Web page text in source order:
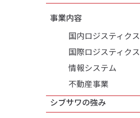
事業内容
国内ロジスティクス
国際ロジスティクス
情報システム
不動産事業
シブサワの強み